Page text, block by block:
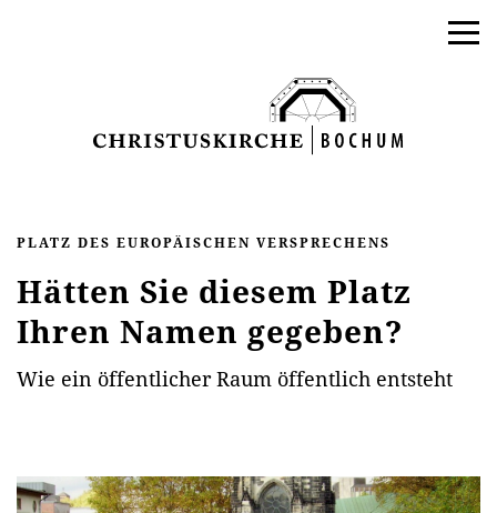
AKTUELLES
PLATZ DES EUROPÄISCHEN VERSPRECHENS
Hätten Sie diesem Platz
Ihren Namen gegeben?
Wie ein öffentlicher Raum öffentlich entsteht